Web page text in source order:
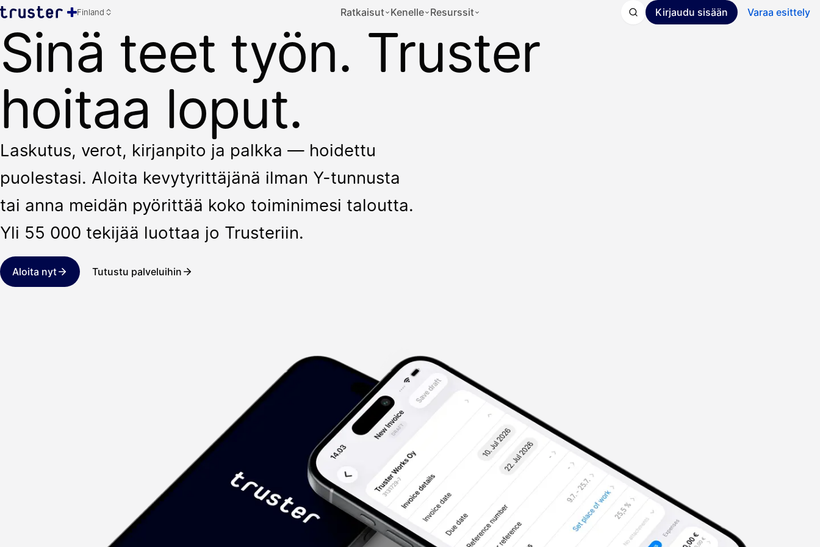
Finland Ratkaisut Kenelle Resurssit Kirjaudu sisään Varaa esittely
Sinä teet työn. Truster
hoitaa loput.
Laskutus, verot, kirjanpito ja palkka — hoidettu
puolestasi. Aloita kevytyrittäjänä ilman Y-tunnusta
tai anna meidän pyörittää koko toiminimesi taloutta.
Yli 55 000 tekijää luottaa jo Trusteriin.
Aloita nyt Tutustu palveluihin